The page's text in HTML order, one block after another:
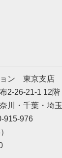
ョン 東京支店
2-26-21-1 12階
川・千葉・埼玉
915-976